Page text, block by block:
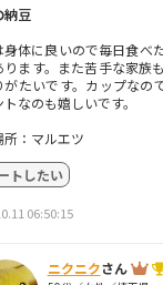
納豆
身体に良いので毎日食べ
ります。また苦手な家族
がたいです。カップなの
なのも嬉しいです。
所：マルエツ
トしたい
06:50:15
ニクニクさん